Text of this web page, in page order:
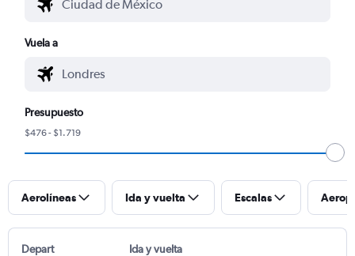
Vuela a
Presupuesto
$476 - $1.719
Aerolíneas Ida y vuelta Escalas
Depart Ida y vuelta